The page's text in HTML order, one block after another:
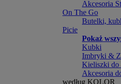
Akcesoria
On The Go
Butelki,
Picie
Pokaż
Kubki
Imbryki &
Kieliszki do
Akcesoria
według KOLOR